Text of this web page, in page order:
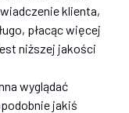
klienta,
płacąc więcej
niższej jakości
wyglądać
jakiś